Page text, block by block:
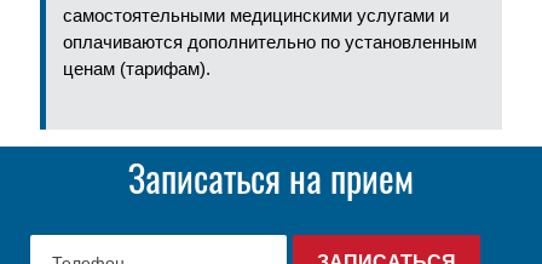
самостоятельными медицинскими услугами и
оплачиваются дополнительно по установленным
ценам (тарифам).
Записаться на прием